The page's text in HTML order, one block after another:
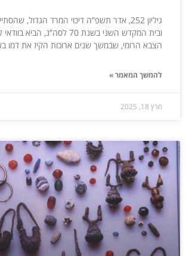
גיליון 252, אדר תשפ”ה דיכוי המרד הגדול,
ובית המקדש השני בשנת 70
הצבא הרומי, שבמשך שנים ארוכות הקיז את דמו
להמשך המאמר »
מרץ 18, 2025